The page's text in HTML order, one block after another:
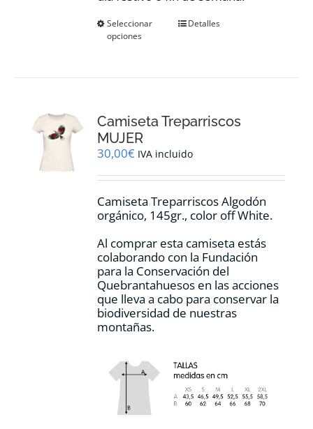
Seleccionar
opciones
Este
se
elegir
la
de
producto
Detalles
Camiseta Treparriscos
MUJER
30,00€ IVA incluido
Camiseta Treparriscos Algodón
orgánico, 145gr., color off White.
Al comprar esta camiseta estás
colaborando con la Fundación
para la Conservación del
Quebrantahuesos en las acciones
que lleva a cabo para conservar la
biodiversidad de nuestras
montañas.